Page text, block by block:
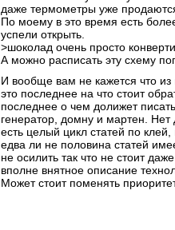
даже термометры уже
По моему в это время есть
успели открыть.
>шоколад очень просто
А можно расписать эту схему
И вообще вам не кажется что из
это последнее на что стоит
последнее о чем долижет
генератор, домну и мартен. Нет
есть целый цикл статей по
едва ли не половина статей
не осилить так что не стоит
вполне внятное описание
Может стоит поменять